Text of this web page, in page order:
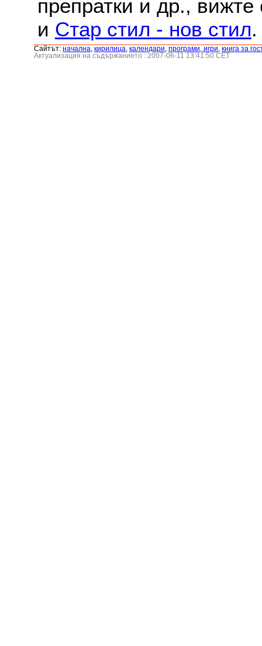
препратки и др.,
и Стар стил - нов стил.
Сайтът: началнa кирилица календари програми, игри книга за
Актуализация на съдържанието : 2007-06-11 13:41:50 CET